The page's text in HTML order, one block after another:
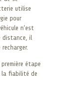
utilise
pour
n’est
distance, il
étape
la fiabilité de